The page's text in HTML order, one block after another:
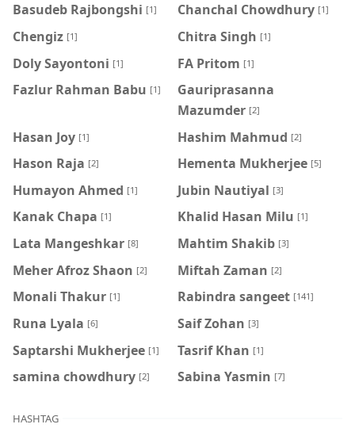
Basudeb Rajbongshi [1] Chanchal Chowdhury [1]
Chengiz [1] Chitra Singh [1]
Doly Sayontoni [1] FA Pritom [1]
Fazlur Rahman Babu [1]
Gauriprasanna
Mazumder [2]
Hasan Joy [1] Hashim Mahmud [2]
Hason Raja [2] Hementa Mukherjee [5]
Humayon Ahmed [1] Jubin Nautiyal [3]
Kanak Chapa [1] Khalid Hasan Milu [1]
Lata Mangeshkar [8] Mahtim Shakib [3]
Meher Afroz Shaon [2] Miftah Zaman [2]
Monali Thakur [1] Rabindra sangeet [141]
Runa Lyala [6] Saif Zohan [3]
Saptarshi Mukherjee [1] Tasrif Khan [1]
samina chowdhury [2] ‍Sabina Yasmin [7]
HASHTAG